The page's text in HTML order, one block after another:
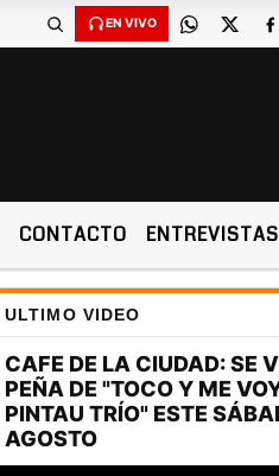
EN VIVO
CONTACTO ENTREVISTAS
ULTIMO VIDEO